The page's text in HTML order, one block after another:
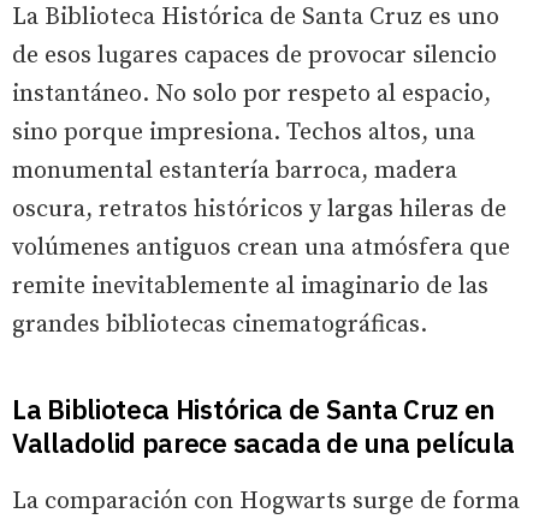
La Biblioteca Histórica de Santa Cruz es uno
de esos lugares capaces de provocar silencio
instantáneo. No solo por respeto al espacio,
sino porque impresiona. Techos altos, una
monumental estantería barroca, madera
oscura, retratos históricos y largas hileras de
volúmenes antiguos crean una atmósfera que
remite inevitablemente al imaginario de las
grandes bibliotecas cinematográficas.
La Biblioteca Histórica de Santa Cruz en
Valladolid parece sacada de una película
La comparación con Hogwarts surge de forma